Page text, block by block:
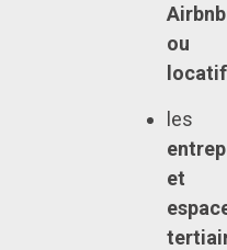
Airbnb
ou
les
et